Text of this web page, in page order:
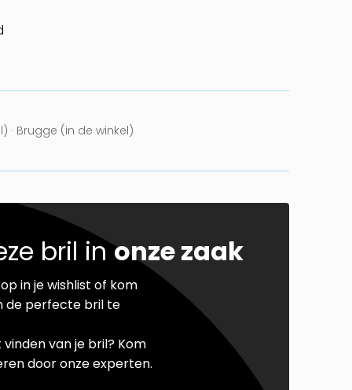
· Brugge (in de winkel)
bril inonze zaak
in je wishlist of kom
de perfecte bril te
van je bril? Kom
door onze experten.